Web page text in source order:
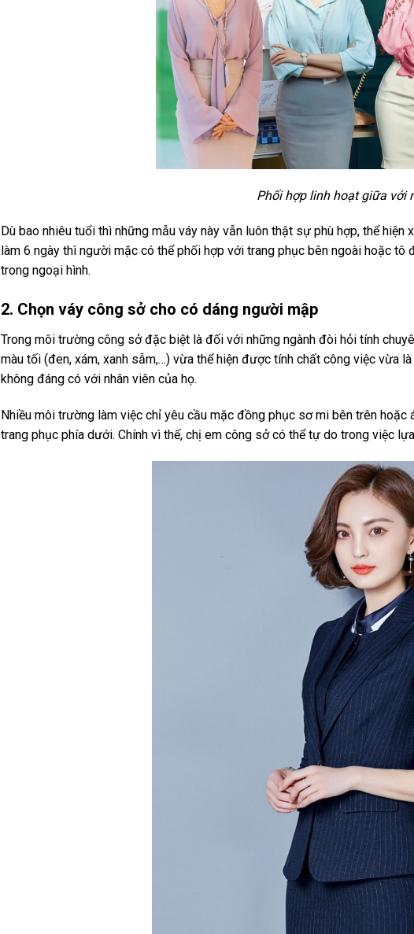
Phối hợp linh hoạt giữa với
Dù bao nhiêu tuổi thì những mẫu váy này vẫn luôn thật sự phù hợp, thể
làm 6 ngày thì người mặc có thể phối hợp với trang phục bên ngoài hoặc
trong ngoại hình.
2. Chọn váy công sở cho có dáng người mập
Trong môi trường công sở đặc biệt là đối với những ngành đòi hỏi tính
màu tối (đen, xám, xanh sẫm,…) vừa thể hiện được tính chất công việc vừa
không đáng có với nhân viên của họ.
Nhiều môi trường làm việc chỉ yêu cầu mặc đồng phục sơ mi bên trên
trang phục phía dưới. Chính vì thế, chị em công sở có thể tự do trong việc